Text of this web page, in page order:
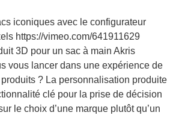
iconiques avec le configurateur
https://vimeo.com/641911629
3D pour un sac à main Akris
vous lancer dans une expérience de
? La personnalisation produite
clé pour la prise de décision
le choix d’une marque plutôt qu’un